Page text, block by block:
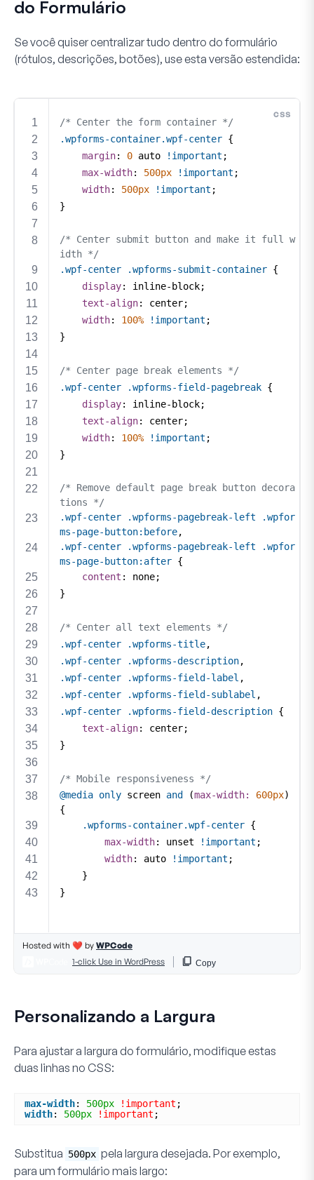
do Formulário
Se você quiser centralizar tudo dentro do formulário
(rótulos, descrições, botões), use esta versão estendida:
Personalizando a Largura
Para ajustar a largura do formulário, modifique estas
duas linhas no CSS:
max-width: 500px !important ;
width: 500px !important ;
Substitua 500px pela largura desejada. Por exemplo,
para um formulário mais largo: